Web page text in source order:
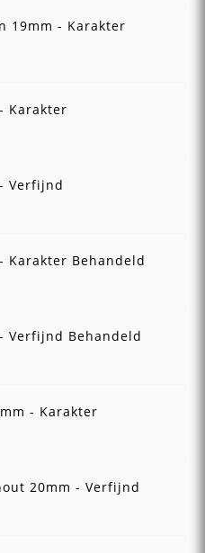
19mm - Karakter
Karakter
Verfijnd
Karakter Behandeld
Verfijnd Behandeld
- Karakter
20mm - Verfijnd